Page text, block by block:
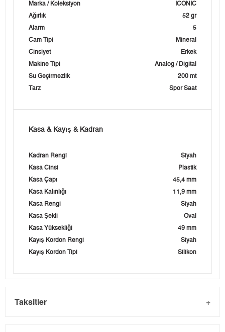
Marka / Koleksiyon
ICONIC
Ağırlık
52 gr
Alarm
5
Cam Tipi
Mineral
Cinsiyet
Erkek
Makine Tipi
Analog / Digital
Su Geçirmezlik
200 mt
Tarz
Spor Saat
Kasa & Kayış & Kadran
Kadran Rengi
Siyah
Kasa Cinsi
Plastik
Kasa Çapı
45,4 mm
Kasa Kalınlığı
11,9 mm
Kasa Rengi
Siyah
Kasa Şekli
Oval
Kasa Yüksekliği
49 mm
Kayış Kordon Rengi
Siyah
Kayış Kordon Tipi
Silikon
Taksitler